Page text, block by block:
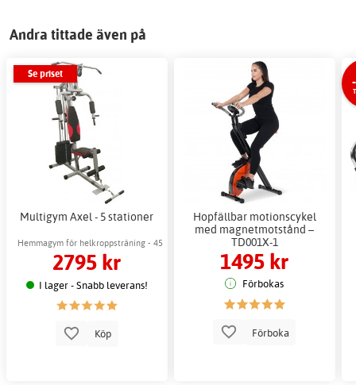
Andra tittade även på
Se priset
Multigym Axel - 5 stationer
Hemmagym för helkroppsträning - 45
kg motståndsvikter
2795 kr
I lager - Snabb leverans!
Köp
Hopfällbar motionscykel
med magnetmotstånd –
TD001X-1
1495 kr
Förbokas
Förboka